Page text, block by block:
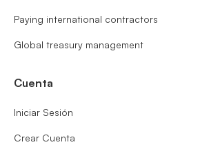
Paying international contractors
Global treasury management
Cuenta
Iniciar Sesión
Crear Cuenta